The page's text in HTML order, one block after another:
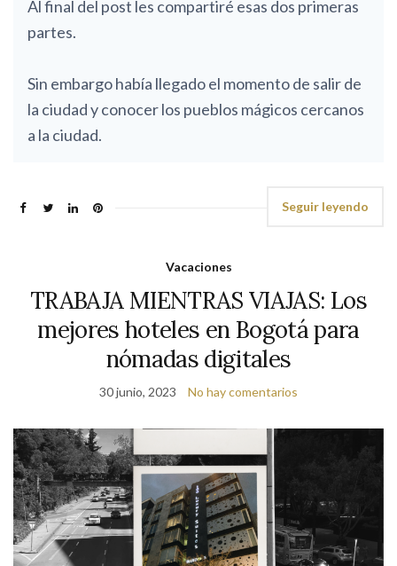
Al final del post les compartiré esas dos primeras
partes.
Sin embargo había llegado el momento de salir de
la ciudad y conocer los pueblos mágicos cercanos
a la ciudad.
Seguir leyendo
Vacaciones
TRABAJA MIENTRAS VIAJAS: Los
mejores hoteles en Bogotá para
nómadas digitales
30 junio, 2023 No hay comentarios